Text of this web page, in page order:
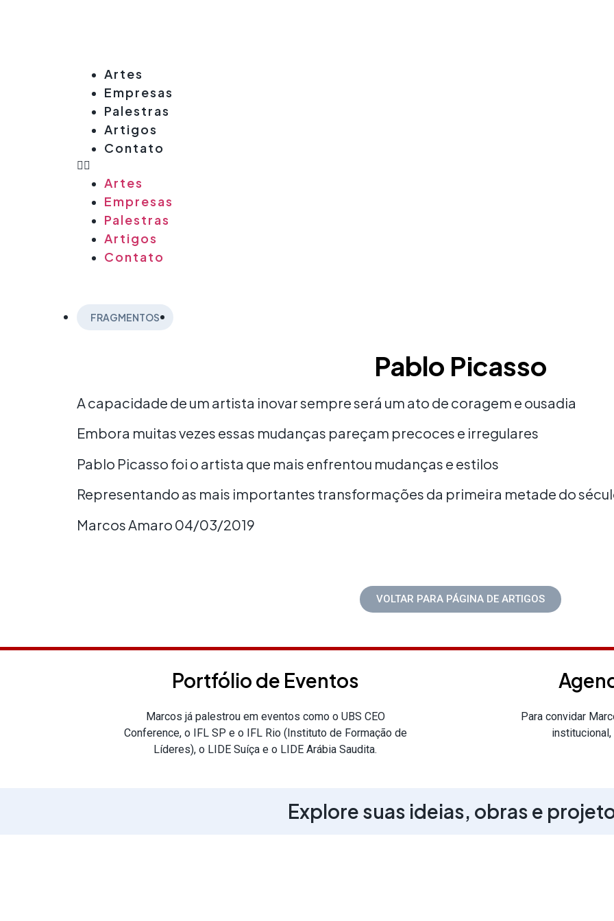
Artes
Empresas
Palestras
Artigos
Contato
Artes
Empresas
Palestras
Artigos
Contato
FRAGMENTOS
Pablo Picasso
A capacidade de um artista inovar sempre será um ato de coragem e ousadia
Embora muitas vezes essas mudanças pareçam precoces e irregulares
Pablo Picasso foi o artista que mais enfrentou mudanças e estilos
Representando as mais importantes transformações da primeira metade do
Marcos Amaro 04/03/2019
VOLTAR PARA PÁGINA DE ARTIGOS
Portfólio de Eventos
Marcos já palestrou em eventos como o UBS CEO
Conference, o IFL SP e o IFL Rio (Instituto de Formação de
Líderes), o LIDE Suíça e o LIDE Arábia Saudita.
Para convidar
institucional,
Explore suas ideias, obras e